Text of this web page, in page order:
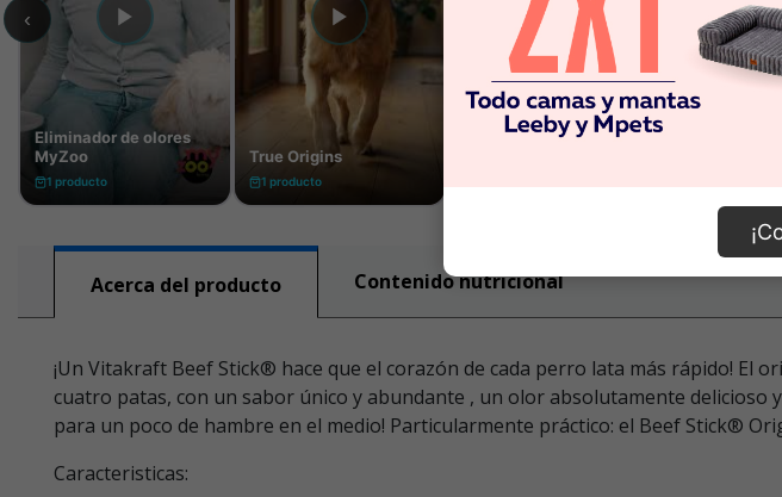
Acerca del producto Contenido nutricional
¡Un Vitakraft Beef Stick® hace que el corazón de cada perro lata más rápido! El
cuatro patas, con un sabor único y abundante , un olor absolutamente
para un poco de hambre en el medio! Particularmente práctico: el Beef Stick®
Caracteristicas: